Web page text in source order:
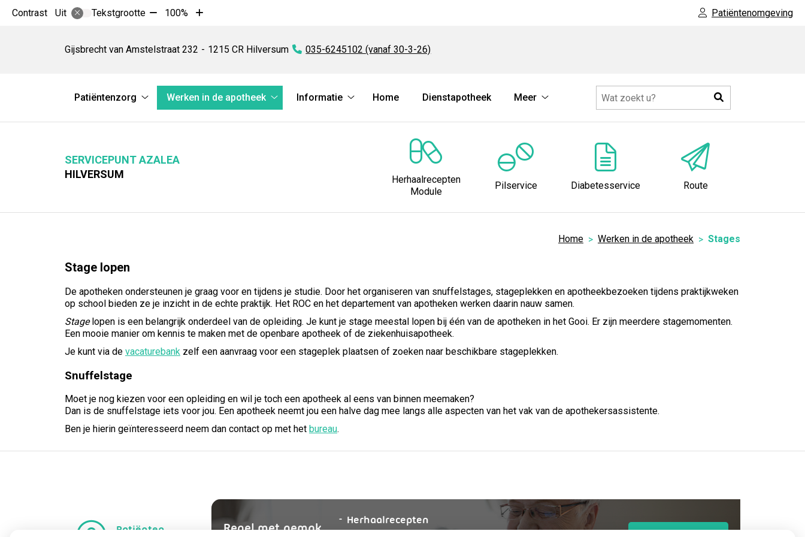
Contrast Uit Tekstgrootte Tekst
10%
100%
Tekst
10%
Patiëntenomgeving
Gijsbrecht van Amstelstraat 232 1215 CR Hilversum Tel:
035-6245102 (vanaf 30-3-26)
Hoofdmenu
Patiëntenzorg
Patiëntenzorg
submenu
Werken in de apotheek
Werken
in
Informatie
submenu
Home Dienstapotheek
Meer
submenu
Zoeken
SERVICEPUNT AZALEA
HILVERSUM
Herhaalrecepten
Module
Pilservice Diabetesservice Route
Home Werken in de apotheek Stages
Stage lopen
De apotheken ondersteunen je graag voor en tijdens je studie. Door het organiseren van snuffelstages, stageplekken en apotheekbezoeken tijdens praktijkweken
op school bieden ze je inzicht in de echte praktijk. Het ROC en het departement van apotheken werken daarin nauw samen.
Stagelopen is een belangrijk onderdeel van de opleiding. Je kunt je stage meestal lopen bij één van de apotheken in het Gooi. Er zijn meerdere stagemomenten.
Een mooie manier om kennis te maken met de openbare apotheek of de ziekenhuisapotheek.
Je kunt via de vacaturebank zelf een aanvraag voor een stageplek plaatsen of zoeken naar beschikbare stageplekken.
Snuffelstage
Moet je nog kiezen voor een opleiding en wil je toch een apotheek al eens van binnen meemaken?
Dan is de snuffelstage iets voor jou. Een apotheek neemt jou een halve dag mee langs alle aspecten van het vak van de apothekersassistente.
Ben je hierin geïnteresseerd neem dan contact op met het bureau.
Patiënten
Regel met gemak
Herhaalrecepten